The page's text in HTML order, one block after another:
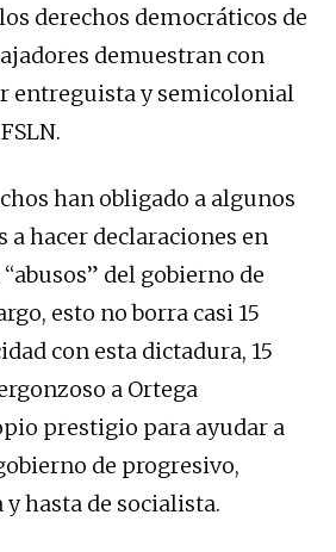
derechos democráticos de
demuestran con
entreguista y semicolonial
han obligado a algunos
a hacer declaraciones en
del gobierno de
esto no borra casi 15
con esta dictadura, 15
a Ortega
prestigio para ayudar a
de progresivo,
hasta de socialista.